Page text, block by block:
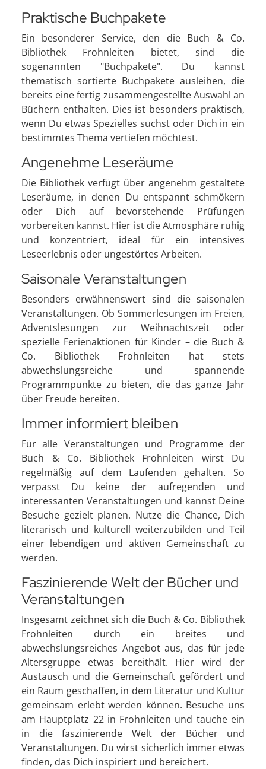
Praktische Buchpakete
Ein besonderer Service, den die Buch & Co.
Bibliothek Frohnleiten bietet, sind die
sogenannten "Buchpakete". Du kannst
thematisch sortierte Buchpakete ausleihen, die
bereits eine fertig zusammengestellte Auswahl an
Büchern enthalten. Dies ist besonders praktisch,
wenn Du etwas Spezielles suchst oder Dich in ein
bestimmtes Thema vertiefen möchtest.
Angenehme Leseräume
Die Bibliothek verfügt über angenehm gestaltete
Leseräume, in denen Du entspannt schmökern
oder Dich auf bevorstehende Prüfungen
vorbereiten kannst. Hier ist die Atmosphäre ruhig
und konzentriert, ideal für ein intensives
Leseerlebnis oder ungestörtes Arbeiten.
Saisonale Veranstaltungen
Besonders erwähnenswert sind die saisonalen
Veranstaltungen. Ob Sommerlesungen im Freien,
Adventslesungen zur Weihnachtszeit oder
spezielle Ferienaktionen für Kinder – die Buch &
Co. Bibliothek Frohnleiten hat stets
abwechslungsreiche und spannende
Programmpunkte zu bieten, die das ganze Jahr
über Freude bereiten.
Immer informiert bleiben
Für alle Veranstaltungen und Programme der
Buch & Co. Bibliothek Frohnleiten wirst Du
regelmäßig auf dem Laufenden gehalten. So
verpasst Du keine der aufregenden und
interessanten Veranstaltungen und kannst Deine
Besuche gezielt planen. Nutze die Chance, Dich
literarisch und kulturell weiterzubilden und Teil
einer lebendigen und aktiven Gemeinschaft zu
werden.
Faszinierende Welt der Bücher und
Veranstaltungen
Insgesamt zeichnet sich die Buch & Co. Bibliothek
Frohnleiten durch ein breites und
abwechslungsreiches Angebot aus, das für jede
Altersgruppe etwas bereithält. Hier wird der
Austausch und die Gemeinschaft gefördert und
ein Raum geschaffen, in dem Literatur und Kultur
gemeinsam erlebt werden können. Besuche uns
am Hauptplatz 22 in Frohnleiten und tauche ein
in die faszinierende Welt der Bücher und
Veranstaltungen. Du wirst sicherlich immer etwas
finden, das Dich inspiriert und bereichert.